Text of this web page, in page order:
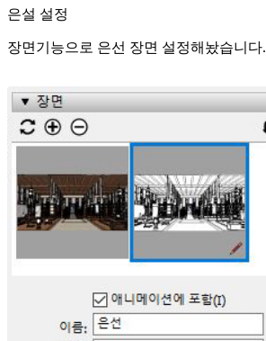
은설 설정
장면기능으로 은선 장면 설정해놨습니다.